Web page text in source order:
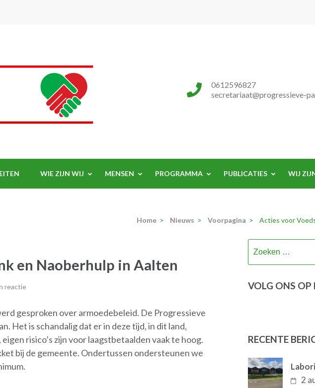
0612596827
secretariaat@progressieve-
WIE ZIJN WIJ MENSEN PROGRAMMA PUBLICATIES WIJ
Home > Nieuws > Voorpagina > Acties voor
en Naoberhulp in Aalten
reactie
gesproken over armoedebeleid. De Progressieve
Het is schandalig dat er in deze tijd, in dit land,
risico’s zijn voor laagstbetaalden vaak te hoog.
bij de gemeente. Ondertussen ondersteunen we
VOLG ONS OP
RECENTE
2